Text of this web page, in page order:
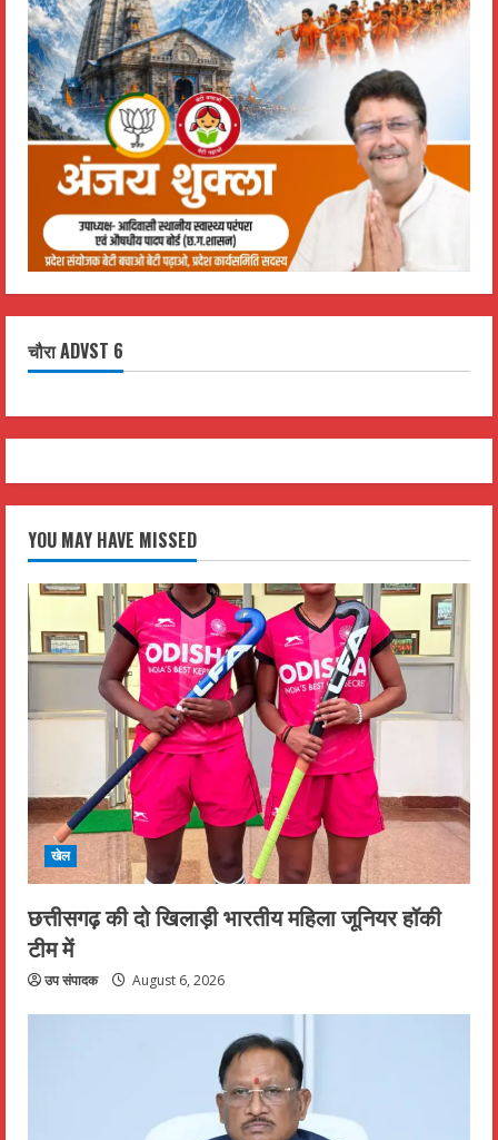
चौरा ADVST 6
YOU MAY HAVE MISSED
खेल
छत्तीसगढ़ की दो खिलाड़ी भारतीय महिला जूनियर हॉकी
टीम में
उप संपादक August 6, 2026